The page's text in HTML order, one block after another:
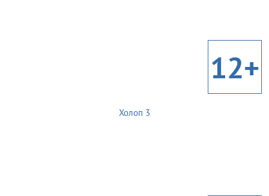
12+
Холоп 3